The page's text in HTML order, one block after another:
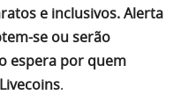
e inclusivos. Alerta
se ou serão
espera por quem
Livecoins.